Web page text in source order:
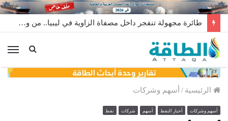
طائرة مجهولة تنفجر داخل مصفاة الزاوية في ليبيا.. من وراء إطلاقها؟
الرئيسية / أسهم وشركات
أسهم وشركات أخبار النفط أسهم شركات نفط